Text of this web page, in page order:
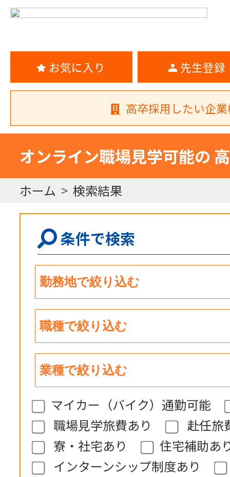
お気に入り 先生登録
高卒採用したい企
オンライン職場見学可能の
ホーム 検索結果
条件で検索
マイカー（バイク）通勤可能
職場見学旅費あり
赴任旅
寮・社宅あり
住宅補助あ
インターンシップ制度あり